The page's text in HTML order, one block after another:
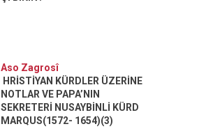
Aso Zagrosî
HRİSTİYAN KÜRDLER ÜZERİNE
NOTLAR VE PAPA’NIN
SEKRETERİ NUSAYBİNLİ KÜRD
MARQUS(1572- 1654)(3)